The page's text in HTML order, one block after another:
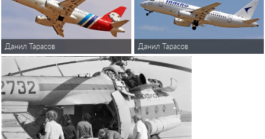
Данил Тарасов Данил Тарасов